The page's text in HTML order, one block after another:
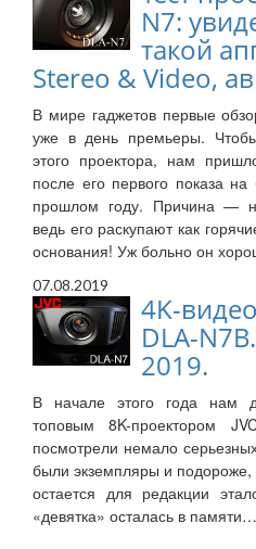
N7:
такой
Stereo & Video,
В мире гаджетов первые
уже в день премьеры.
этого проектора, нам
после его первого показа
прошлом году. Причина —
ведь его раскупают как
основания! Уж больно он
07.08.2019
4K-
DLA-
2019.
В начале этого года нам
топовым 8K-проектором
посмотрели немало
были экземпляры и
остается для редакции
«девятка» осталась в памяти…